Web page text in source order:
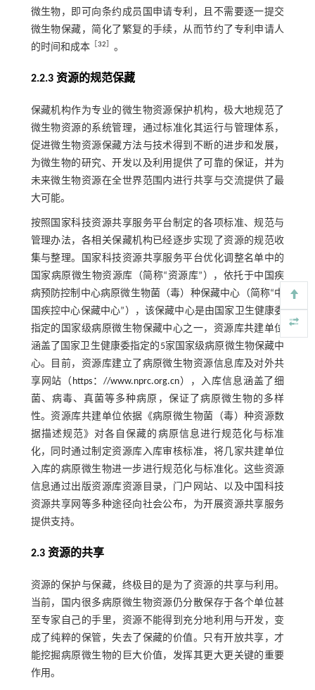
微生物，即可向条约成员国申请专利，且不需要逐一提交
微生物保藏，简化了繁复的手续，从而节约了专利申请人
的时间和成本［ 32 。
2.2.3 资源的规范保藏
保藏机构作为专业的微生物资源保护机构，极大地规范了
微生物资源的系统管理，通过标准化其运行与管理体系，
促进微生物资源保藏方法与技术得到不断的进步和发展，
为微生物的研究、开发以及利用提供了可靠的保证，并为
未来微生物资源在全世界范围内进行共享与交流提供了最
大可能。
按照国家科技资源共享服务平台制定的各项标准、规范与
管理办法，各相关保藏机构已经逐步实现了资源的规范收
集与整理。国家科技资源共享服务平台优化调整名单中的
国家病原微生物资源库（简称“资源库”），依托于中国疾
病预防控制中心病原微生物菌（毒）种保藏中心（简称“中
国疾控中心保藏中心”），该保藏中心是由国家卫生健康委
指定的国家级病原微生物保藏中心之一，资源库共建单位
涵盖了国家卫生健康委指定的5家国家级病原微生物保藏中
心。目前，资源库建立了病原微生物资源信息库及对外共
享网站（ https：//www.nprc.org.cn），入库信息涵盖了细
菌、病毒、真菌等多种病原，保证了病原微生物的多样
性。资源库共建单位依据《病原微生物菌（毒）种资源数
据描述规范》对各自保藏的病原信息进行规范化与标准
化，同时通过制定资源库入库审核标准，将几家共建单位
入库的病原微生物进一步进行规范化与标准化。这些资源
信息通过出版资源库资源目录，门户网站、以及中国科技
资源共享网等多种途径向社会公布，为开展资源共享服务
提供支持。
2.3 资源的共享
资源的保护与保藏，终极目的是为了资源的共享与利用。
当前，国内很多病原微生物资源仍分散保存于各个单位甚
至专家自己的手里，资源不能得到充分地利用与开发，变
成了纯粹的保管，失去了保藏的价值。只有开放共享，才
能挖掘病原微生物的巨大价值，发挥其更大更关键的重要
作用。